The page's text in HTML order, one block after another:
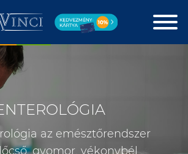
az emésztőrendszer
gyomor, vékonybél,